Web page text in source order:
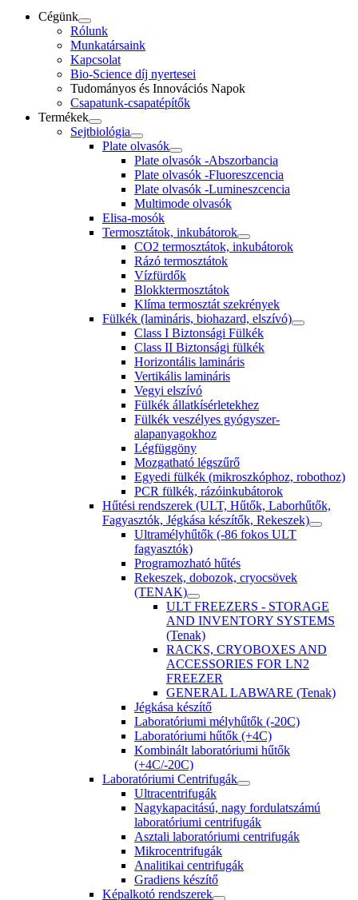
Cégünk
Rólunk
Munkatársaink
Kapcsolat
Bio-Science díj nyertesei
Tudományos és Innovációs Napok
Csapatunk-csapatépítők
Termékek
Sejtbiológia
Plate olvasók
Plate olvasók -Abszorbancia
Plate olvasók -Fluoreszcencia
Plate olvasók -Lumineszcencia
Multimode olvasók
Elisa-mosók
Termosztátok, inkubátorok
CO2 termosztátok, inkubátorok
Rázó termosztátok
Vízfürdők
Blokktermosztátok
Klíma termosztát szekrények
Fülkék (lamináris, biohazard, elszívó)
Class I Biztonsági Fülkék
Class II Biztonsági fülkék
Horizontális lamináris
Vertikális lamináris
Vegyi elszívó
Fülkék állatkísérletekhez
Fülkék veszélyes gyógyszer-
alapanyagokhoz
Légfüggöny
Mozgatható légszűrő
Egyedi fülkék (mikroszkóphoz, robothoz)
PCR fülkék, rázóinkubátorok
Hűtési rendszerek (ULT, Hűtők, Laborhűtők,
Fagyasztók, Jégkása készítők, Rekeszek)
Ultramélyhűtők (-86 fokos ULT
fagyasztók)
Programozható hűtés
Rekeszek, dobozok, cryocsövek
(TENAK)
ULT FREEZERS - STORAGE
AND INVENTORY SYSTEMS
(Tenak)
RACKS, CRYOBOXES AND
ACCESSORIES FOR LN2
FREEZER
GENERAL LABWARE (Tenak)
Jégkása készítő
Laboratóriumi mélyhűtők (-20C)
Laboratóriumi hűtők (+4C)
Kombinált laboratóriumi hűtők
(+4C/-20C)
Laboratóriumi Centrifugák
Ultracentrifugák
Nagykapacitású, nagy fordulatszámú
laboratóriumi centrifugák
Asztali laboratóriumi centrifugák
Mikrocentrifugák
Analitikai centrifugák
Gradiens készítő
Képalkotó rendszerek